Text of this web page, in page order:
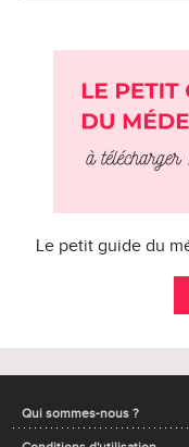
Le petit guide du
Qui sommes-nous ?